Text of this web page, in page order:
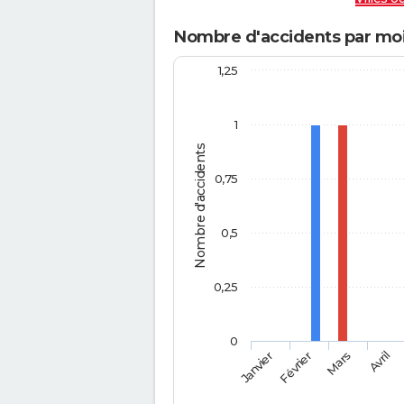
Nombre d'accidents par
Nombre d'accidents
JanvierFévrier Mars Avril
0
1
0,25
0,5
0,75
1,25